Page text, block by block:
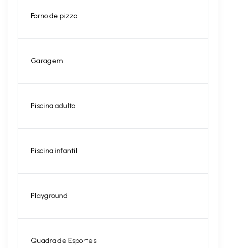
Forno de pizza
Garagem
Piscina adulto
Piscina infantil
Playground
Quadra de Esportes